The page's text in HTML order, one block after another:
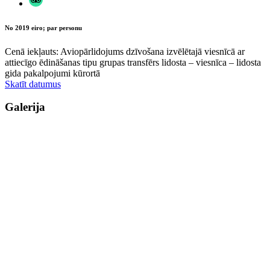
No 2019 eiro; par personu
Cenā iekļauts: Aviopārlidojums dzīvošana izvēlētajā viesnīcā ar
attiecīgo ēdināšanas tipu grupas transfērs lidosta – viesnīca – lidosta
gida pakalpojumi kūrortā
Skatīt datumus
Galerija